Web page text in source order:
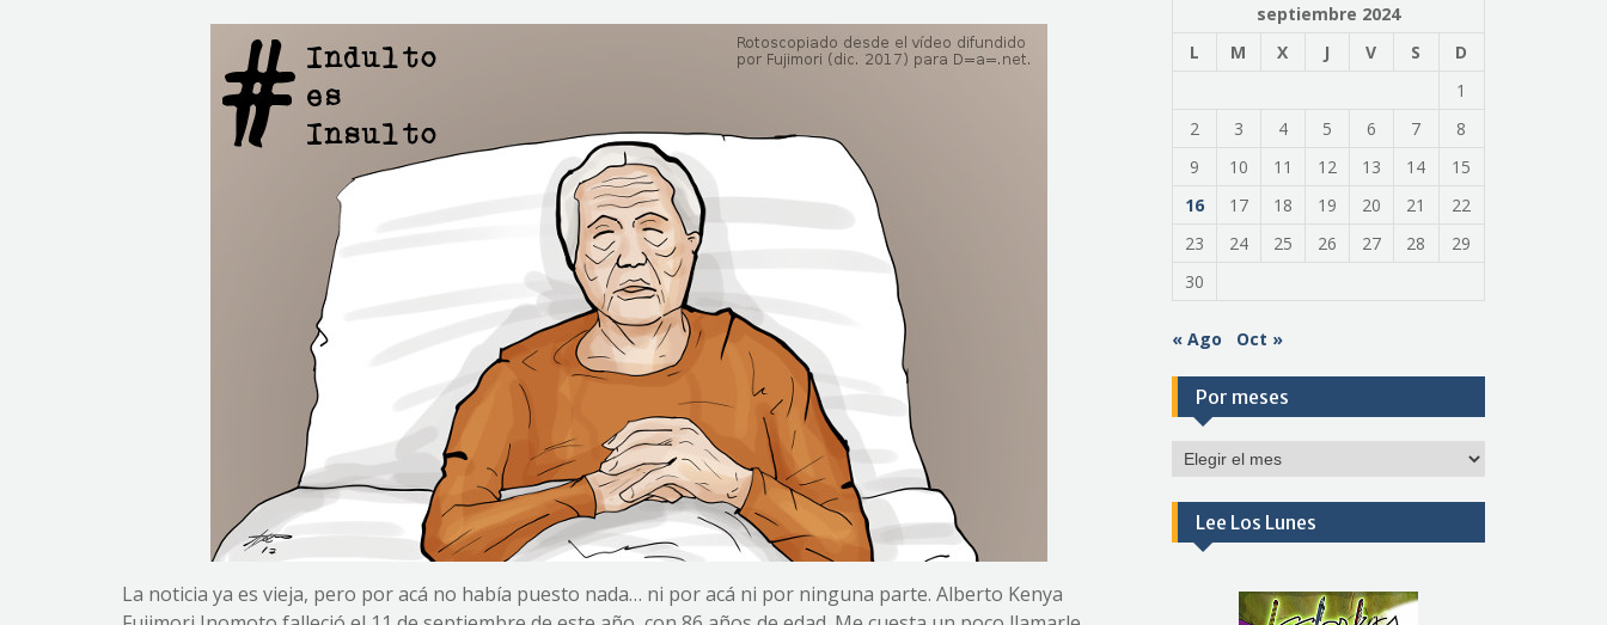
La noticia ya es vieja, pero por acá no había puesto nada… ni por acá ni por ninguna parte. Alberto Kenya
septiembre 2024
L
M X J V S
D
1
2
3 4 5 6 7
8
9
10 11 12 13 14
15
16
17 18 19 20 21
22
23
24 25 26 27 28
29
30
« Ago Oct »
Por meses
Por
Lee Los Lunes